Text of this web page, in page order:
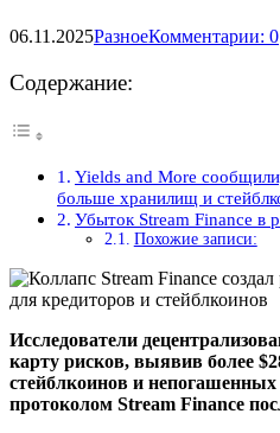
06.11.2025РазноеКомментарии: 0
Содержание:
Yields and More
больше хранилищ и
Убыток Stream Finance в
Похожие записи:
Исследователи
карту рисков, выявив более
стейблкоинов и
протоколом Stream Finance